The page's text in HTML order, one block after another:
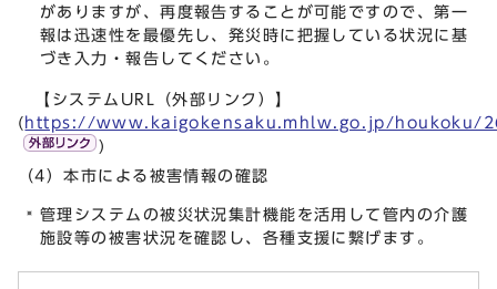
がありますが、再度報告することが可能ですので、第一
報は迅速性を最優先し、発災時に把握している状況に基
づき入力・報告してください。
【システムURL（外部リンク）】
( https://www.kaigokensaku.mhlw.go.jp/houkoku/
)
（4）本市による被害情報の確認
管理システムの被災状況集計機能を活用して管内の介護
施設等の被害状況を確認し、各種支援に繋げます。